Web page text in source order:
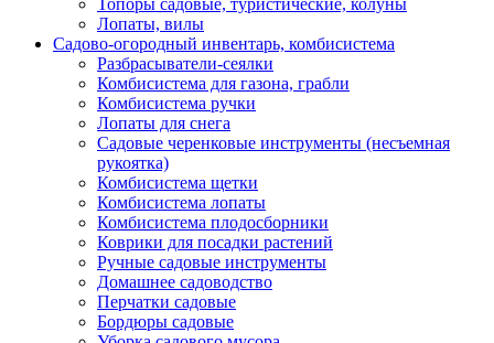
Топоры садовые, туристические, колуны
Лопаты, вилы
Садово-огородный инвентарь, комбисистема
Разбрасыватели-сеялки
Комбисистема для газона, грабли
Комбисистема ручки
Лопаты для снега
Садовые черенковые инструменты (несъемная
рукоятка)
Комбисистема щетки
Комбисистема лопаты
Комбисистема плодосборники
Коврики для посадки растений
Ручные садовые инструменты
Домашнее садоводство
Перчатки садовые
Бордюры садовые